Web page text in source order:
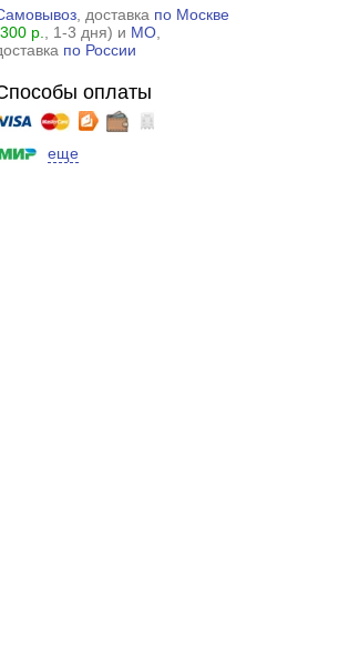
, доставка по Москве
300 р. , 1-3 дня) и МО,
по России
оплаты
еще